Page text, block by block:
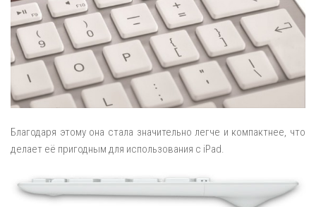
Благодаря этому она стала значительно легче и компактнее, что
делает её пригодным для использования с iPad.